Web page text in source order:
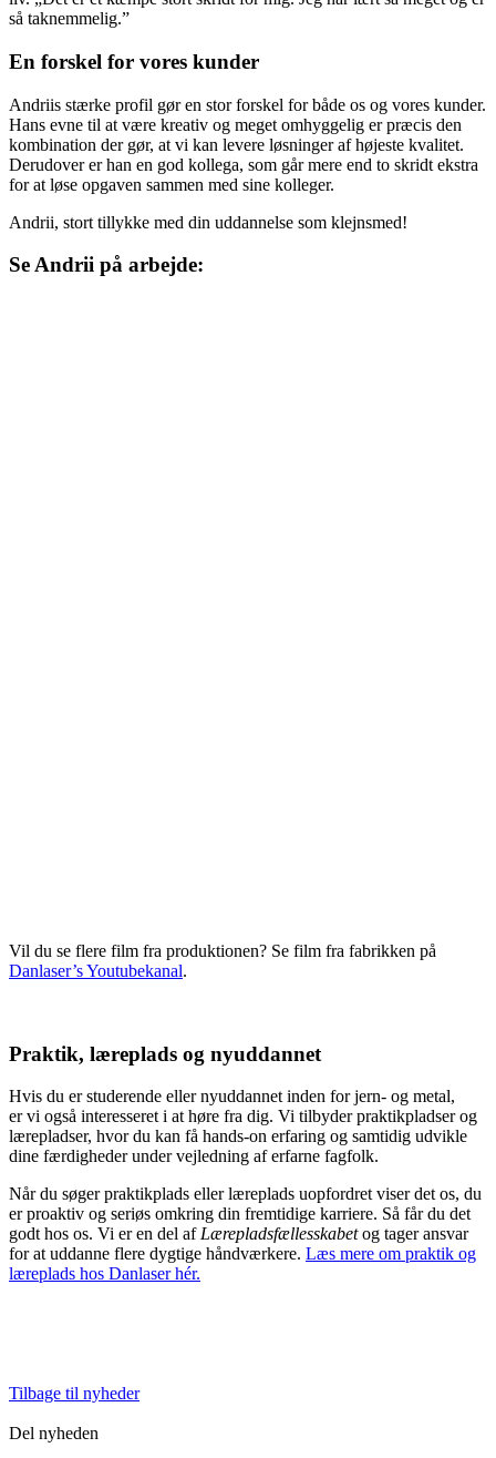
så taknemmelig.”
En forskel for vores kunder
Andriis stærke profil gør en stor forskel for både os og vores kunder.
Hans evne til at være kreativ og meget omhyggelig er præcis den
kombination der gør, at vi kan levere løsninger af højeste kvalitet.
Derudover er han en god kollega, som går mere end to skridt ekstra
for at løse opgaven sammen med sine kolleger.
Andrii, stort tillykke med din uddannelse som klejnsmed!
Se Andrii på arbejde:
Vil du se flere film fra produktionen? Se film fra fabrikken på
Danlaser’s Youtubekanal.
Praktik, læreplads og nyuddannet
Hvis du er studerende eller nyuddannet inden for jern- og metal,
ervi også interesseret i at høre fra dig. Vi tilbyder praktikpladser og
lærepladser, hvor du kan få hands-on erfaring og samtidig udvikle
dine færdigheder under vejledning af erfarne fagfolk.
Når du søger praktikplads eller læreplads uopfordret viser det os, du
er proaktiv og seriøs omkring din fremtidige karriere. Så får du det
godt hos os. Vi er en del af Lærepladsfællesskabet og tager ansvar
for at uddanne flere dygtige håndværkere. Læs mere om praktik og
læreplads hos Danlaser hér.
Tilbage til nyheder
Del nyheden